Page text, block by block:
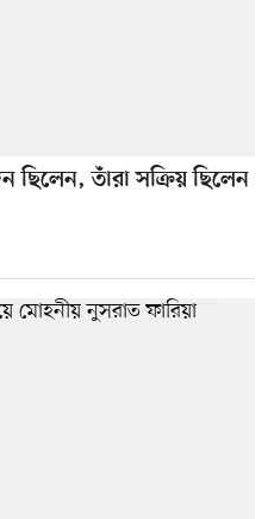
ছিলেন, তাঁরা সক্রিয় ছিলেন